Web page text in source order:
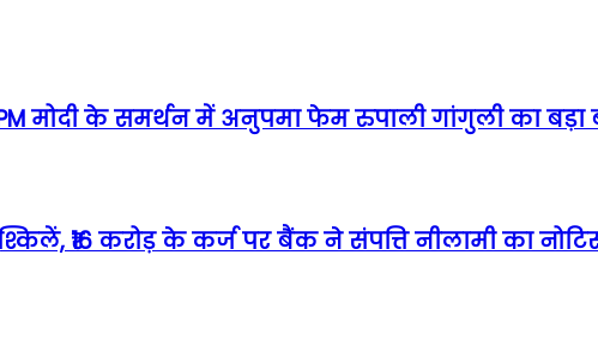
PM मोदी के समर्थन में अनुपमा फेम रुपाली गांगुली का बड़ा
₹16 करोड़ के कर्ज पर बैंक ने संपत्ति नीलामी का